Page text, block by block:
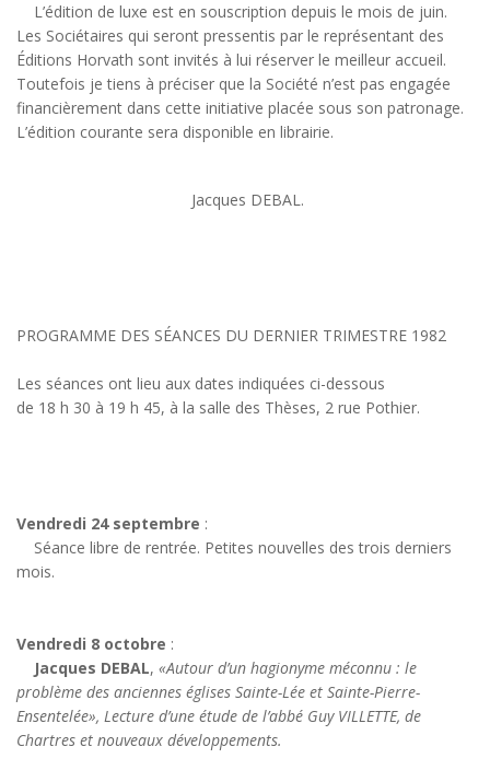
L’édition de luxe est en souscription depuis le mois de juin.
Les Sociétaires qui seront pressentis par le représentant des
Éditions Horvath sont invités à lui réserver le meilleur accueil.
Toutefois je tiens à préciser que la Société n’est pas engagée
financièrement dans cette initiative placée sous son patronage.
L’édition courante sera disponible en librairie.
Jacques DEBAL.
PROGRAMME DES SÉANCES DU DERNIER TRIMESTRE 1982
Les séances ont lieu aux dates indiquées ci-dessous
de 18 h 30 à 19 h 45, à la salle des Thèses, 2 rue Pothier.
Vendredi 24 septembre :
Séance libre de rentrée. Petites nouvelles des trois derniers
mois.
Vendredi 8 octobre :
Jacques DEBAL, «Autour d’un hagionyme méconnu : le
problème des anciennes églises Sainte-Lée et Sainte-Pierre-
Ensentelée», Lecture d’une étude de l’abbé Guy VILLETTE, de
Chartres et nouveaux développements.